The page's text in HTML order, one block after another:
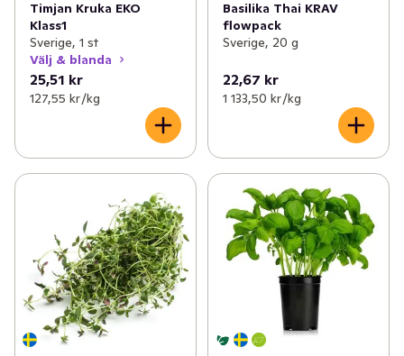
Timjan Kruka EKO
Klass1
Sverige, 1 st
Välj & blanda
25,51 kr
127,55 kr /kg
Basilika Thai KRAV
flowpack
Sverige, 20 g
22,67 kr
1 133,50 kr /kg